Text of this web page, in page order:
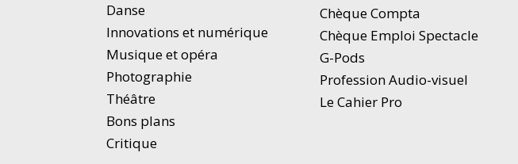
Danse
Innovations et numérique
Musique et opéra
Photographie
Théâtre
Bons plans
Critique
Chèque Compta
Chèque Emploi Spectacle
G-Pods
Profession Audio-visuel
Le Cahier Pro